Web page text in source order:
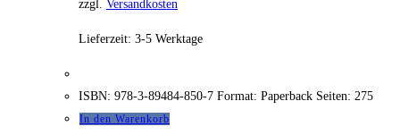
zzgl. Versandkosten
Lieferzeit: 3-5 Werktage
ISBN: 978-3-89484-850-7 Format: Paperback Seiten: 275
In den Warenkorb